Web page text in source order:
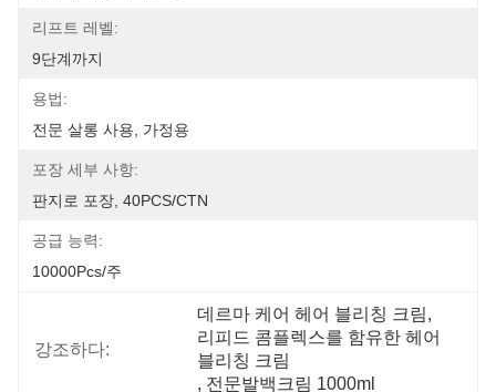
리프트 레벨:
9단계까지
용법:
전문 살롱 사용, 가정용
포장 세부 사항:
판지로 포장, 40PCS/CTN
공급 능력:
10000Pcs/주
강조하다:
데르마 케어 헤어 블리칭 크림,
리피드 콤플렉스를 함유한 헤어
블리칭 크림
, 전문발백크림 1000ml